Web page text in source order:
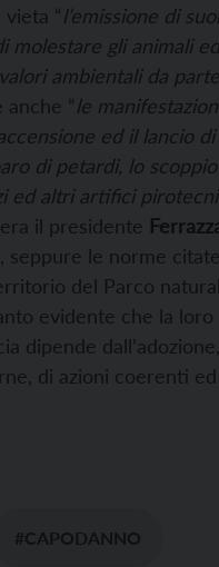
“l’emissione di
molestare gli animali
ambientali da
anche “le
ed il lancio
di petardi, lo
ed altri artifici
il presidente
seppure le norme
del Parco
evidente che la loro
dipende
di azioni coerenti ed
#CAPODANNO